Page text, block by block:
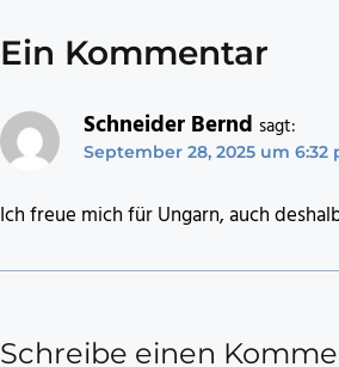
Ein Kommentar
Schneider Bernd sagt:
September 28, 2025 um 6:32
Ich freue mich für Ungarn, auch
Schreibe einen